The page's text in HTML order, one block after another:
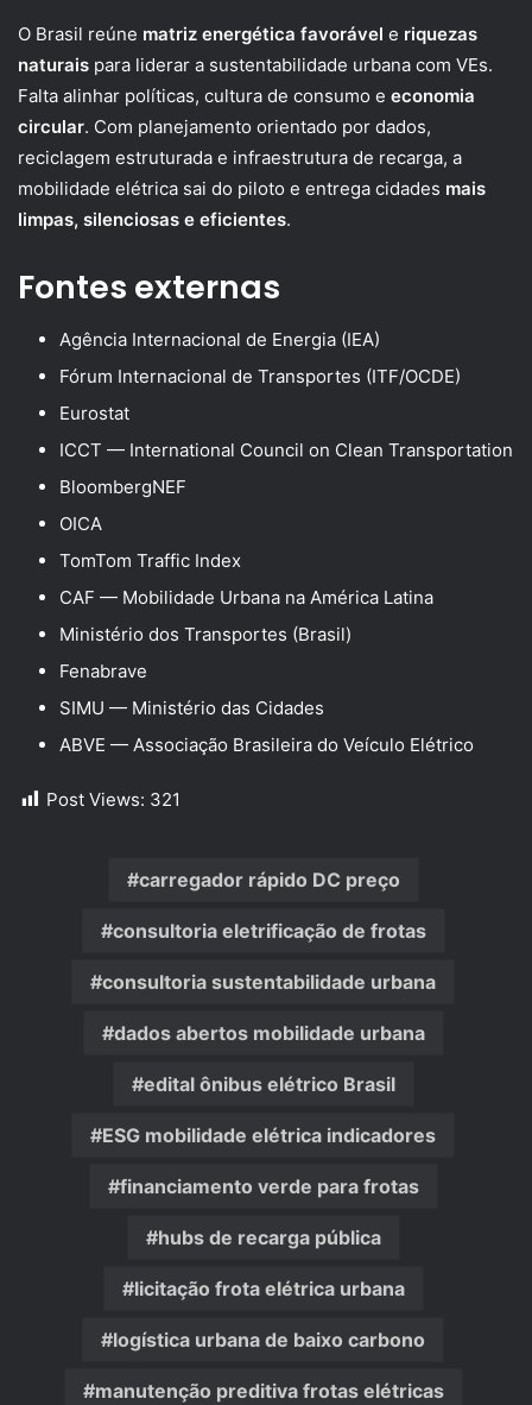
O Brasil reúne matriz energética favorável e riquezas
naturais para liderar a sustentabilidade urbana com VEs.
Falta alinhar políticas, cultura de consumo e economia
circular. Com planejamento orientado por dados,
reciclagem estruturada e infraestrutura de recarga, a
mobilidade elétrica sai do piloto e entrega cidades mais
limpas, silenciosas e eficientes.
Fontes externas
Agência Internacional de Energia (IEA)
Fórum Internacional de Transportes (ITF/OCDE)
Eurostat
ICCT — International Council on Clean Transportation
BloombergNEF
OICA
TomTom Traffic Index
CAF — Mobilidade Urbana na América Latina
Ministério dos Transportes (Brasil)
Fenabrave
SIMU — Ministério das Cidades
ABVE — Associação Brasileira do Veículo Elétrico
Post Views: 321
carregador rápido DC preço
consultoria eletrificação de frotas
consultoria sustentabilidade urbana
dados abertos mobilidade urbana
edital ônibus elétrico Brasil
ESG mobilidade elétrica indicadores
financiamento verde para frotas
hubs de recarga pública
licitação frota elétrica urbana
logística urbana de baixo carbono
manutenção preditiva frotas elétricas